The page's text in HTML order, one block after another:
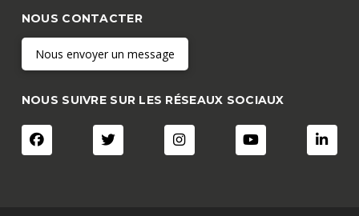
NOUS CONTACTER
Nous envoyer un message
NOUS SUIVRE SUR LES RÉSEAUX SOCIAUX